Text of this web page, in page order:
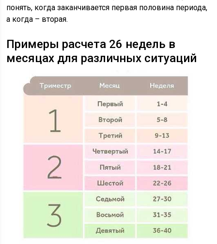
понять, когда заканчивается первая половина периода,
а когда – вторая.
Примеры расчета 26 недель в
месяцах для различных ситуаций